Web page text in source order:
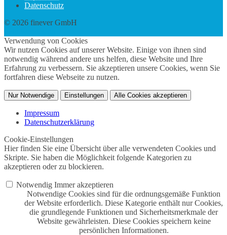
Datenschutz
© 2026 finever GmbH
Verwendung von Cookies
Wir nutzen Cookies auf unserer Website. Einige von ihnen sind
notwendig während andere uns helfen, diese Website und Ihre
Erfahrung zu verbessern. Sie akzeptieren unsere Cookies, wenn Sie
fortfahren diese Webseite zu nutzen.
Nur Notwendige Einstellungen Alle Cookies akzeptieren
Impressum
Datenschutzerklärung
Cookie-Einstellungen
Hier finden Sie eine Übersicht über alle verwendeten Cookies und
Skripte. Sie haben die Möglichkeit folgende Kategorien zu
akzeptieren oder zu blockieren.
Notwendig Immer akzeptieren
Notwendige Cookies sind für die ordnungsgemäße Funktion
der Website erforderlich. Diese Kategorie enthält nur Cookies,
die grundlegende Funktionen und Sicherheitsmerkmale der
Website gewährleisten. Diese Cookies speichern keine
persönlichen Informationen.